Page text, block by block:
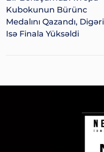
Kubokunun Bürünc
Medalını Qazandı, Digəri
Isə Finala Yüksəldi